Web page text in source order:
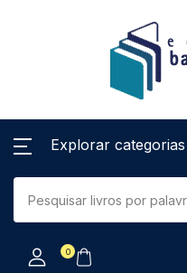
Explorar categorias
0